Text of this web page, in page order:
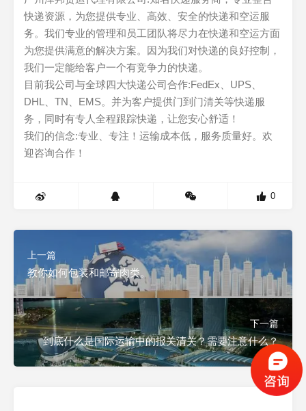
快递资源，为您提供专业、高效、安全的快递和空运服
务。我们专业的管理和员工团队将尽力在快递和空运方面
为您提供满意的解决方案。因为我们对快递的良好控制，
我们一定能给客户一个有竞争力的快递。
目前我公司与全球四大快递公司合作:FedEx、UPS、
DHL、TN、EMS。并为客户提供门到门清关等快递服
务，同时有专人全程跟踪快递，让您安心舒适！
我们的信念:专业、专注！运输成本低，服务质量好。欢
迎咨询合作！
0
上一篇
教你如何包装和邮寄肉类。
下一篇
到底什么是国际运输中的报关清关？需要注意什么？